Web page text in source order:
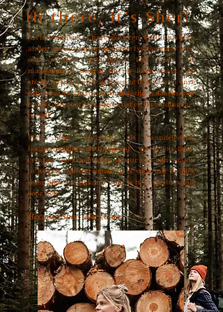
Hi there, it's Sher!
Als buitenmens in hart en nieren, weet ik als geen
ander wat de natuur met onze fysieke maar juist
ook mentale gezondheid kan doen. De
maatschappij waarin we nu leven daagt ons
steeds meer uit onze grenzen te bewaken en onze
behoeftes aan te voelen. Buiten zijn is daarin voor
mij hét antwoord tot meer rust en verbinding met
mezelf.
Met mijn ervaring als wandelcoach,
bergwandelgids en fotograaf wil ik jou laten
ervaren hoe krachtig de natuur kan zijn om jou
te helpen. Natuurcoaching is voor mij de plek
waar alles samenkomt waar ik het meeste passie
voor heb.
Because Sher Takes Care.